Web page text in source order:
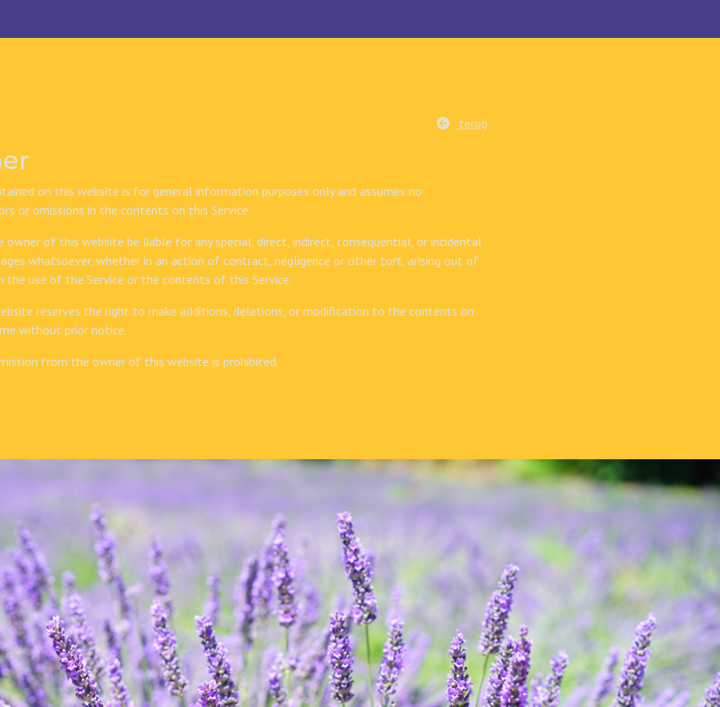
terug
on this website is for general information purposes only and assumes no
or omissions in the contents on this Service.
of this website be liable for any special, direct, indirect, consequential, or incidental
whatsoever, whether in an action of contract, negligence or other tort, arising out of
the use of the Service or the contents of this Service.
reserves the right to make additions, deletions, or modification to the contents on
without prior notice.
from the owner of this website is prohibited.